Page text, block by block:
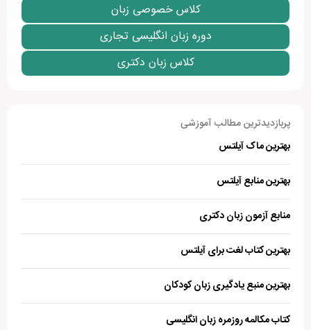
کلاس خصوصی زبان
دوره زبان انگلیسی تجاری
کلاس زبان دکتری
پربازدیدترین مطالب آموزشی
بهترین ماک آیلتس
بهترین منابع آیلتس
منابع آزمون زبان دکتری
بهترین کتاب لغت برای آیلتس
بهترین منبع یادگیری زبان کودکان
کتاب مکالمه روزمره زبان انگلیسی